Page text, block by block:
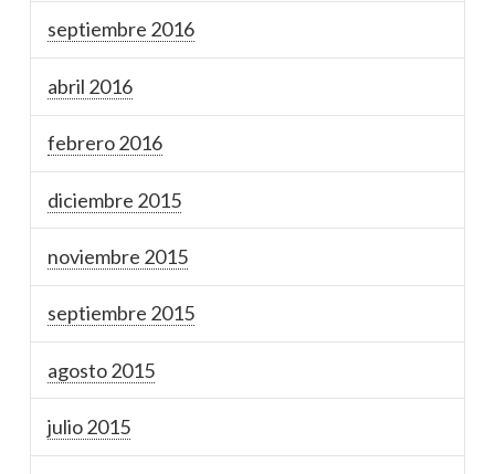
septiembre 2016
abril 2016
febrero 2016
diciembre 2015
noviembre 2015
septiembre 2015
agosto 2015
julio 2015